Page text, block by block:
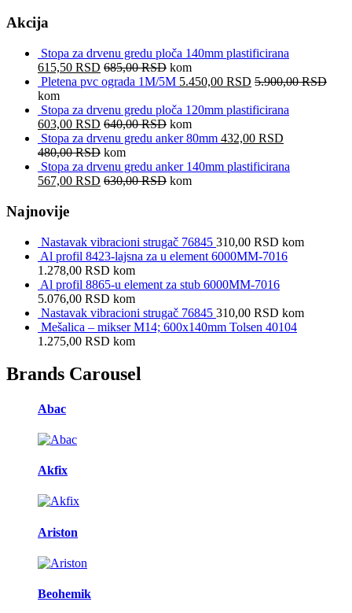
Akcija
Stopa za drvenu gredu ploča 140mm plastificirana
615,50 RSD 685,00RSD kom
Pletena pvc ograda 1M/5M 5.450,00 RSD 5.900,00RSD
kom
Stopa za drvenu gredu ploča 120mm plastificirana
603,00 RSD 640,00RSD kom
Stopa za drvenu gredu anker 80mm 432,00 RSD
480,00RSD kom
Stopa za drvenu gredu anker 140mm plastificirana
567,00 RSD 630,00RSD kom
Najnovije
Nastavak vibracioni strugač 76845 310,00 RSD kom
Al profil 8423-lajsna za u element 6000MM-7016
1.278,00 RSD kom
Al profil 8865-u element za stub 6000MM-7016
5.076,00 RSD kom
Nastavak vibracioni strugač 76845 310,00 RSD kom
Mešalica – mikser M14; 600x140mm Tolsen 40104
1.275,00 RSD kom
Brands Carousel
Abac
Akfix
Ariston
Beohemik